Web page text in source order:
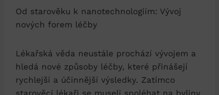
Od starověku k nanotechnologiím: Vývoj
nových forem léčby
Lékařská věda neustále prochází vývojem a
hledá nové způsoby léčby, které přinášejí
rychlejší a účinnější výsledky. Zatímco
starověcí lékaři se museli spoléhat na byliny